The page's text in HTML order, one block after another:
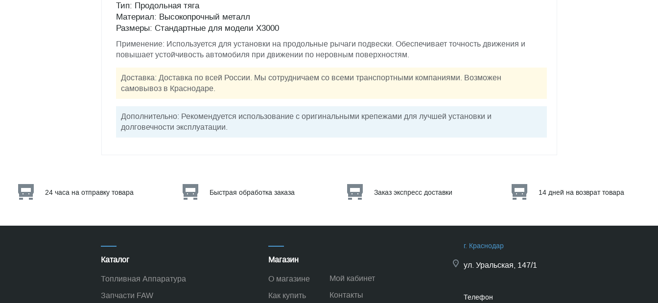
Тип: Продольная тяга
Материал: Высокопрочный металл
Размеры: Стандартные для модели X3000
Применение: Используется для установки на продольные рычаги подвески. Обеспечивает точность движения и
повышает устойчивость автомобиля при движении по неровным поверхностям.
Доставка: Доставка по всей России. Мы сотрудничаем со всеми транспортными компаниями. Возможен
самовывоз в Краснодаре.
Дополнительно: Рекомендуется использование с оригинальными крепежами для лучшей установки и
долговечности эксплуатации.
24 часа на отправку товара Быстрая обработка заказа Заказ экспресс доставки 14 дней на возврат товара
Каталог
Топливная Аппаратура
Запчасти FAW
Магазин
О магазине
Как купить
Мой кабинет
Контакты
г. Краснодар
ул. Уральская, 147/1
Телефон